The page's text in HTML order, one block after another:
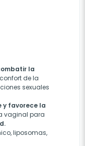
la
de la
sexuales
y favorece la
vaginal para
liposomas,